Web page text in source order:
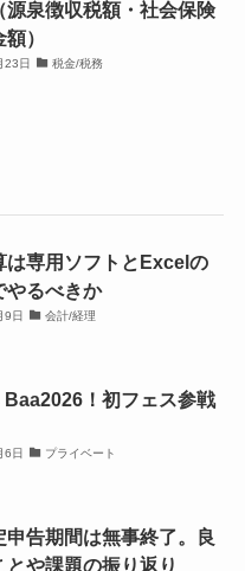
源泉徴収税額・社会保険
）
23日 税金/税務
は専用ソフトとExcelの
やるべきか
9日 会計/経理
！初フェス参戦
6日 プライベート
申告期間は無事終了。良
とや課題の振り返り